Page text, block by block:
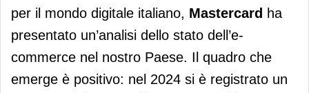
per il mondo digitale italiano, Mastercard ha
presentato un’analisi dello stato dell’e-
commerce nel nostro Paese. Il quadro che
emerge è positivo: nel 2024 si è registrato un